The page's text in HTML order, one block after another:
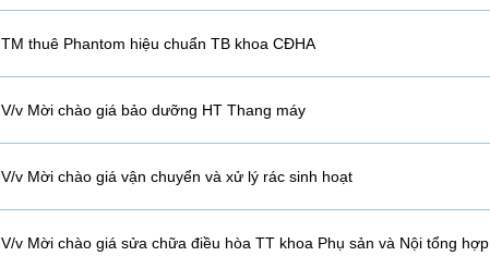
TM thuê Phantom hiệu chuẩn TB khoa CĐHA
V/v Mời chào giá bảo dưỡng HT Thang máy
V/v Mời chào giá vận chuyển và xử lý rác sinh hoạt
V/v Mời chào giá sửa chữa điều hòa TT khoa Phụ sản và Nội tổng hợp